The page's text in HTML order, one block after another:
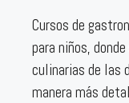
Cursos de
para niños,
culinarias de las
manera más